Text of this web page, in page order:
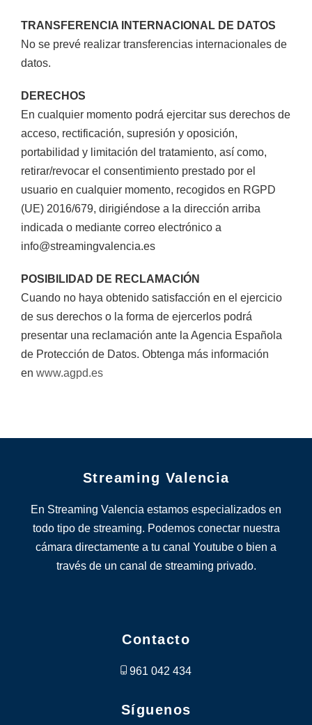
TRANSFERENCIA INTERNACIONAL DE DATOS
No se prevé realizar transferencias internacionales de
datos.
DERECHOS
En cualquier momento podrá ejercitar sus derechos de
acceso, rectificación, supresión y oposición,
portabilidad y limitación del tratamiento, así como,
retirar/revocar el consentimiento prestado por el
usuario en cualquier momento, recogidos en RGPD
(UE) 2016/679, dirigiéndose a la dirección arriba
indicada o mediante correo electrónico a
info@streamingvalencia.es
POSIBILIDAD DE RECLAMACIÓN
Cuando no haya obtenido satisfacción en el ejercicio
de sus derechos o la forma de ejercerlos podrá
presentar una reclamación ante la Agencia Española
de Protección de Datos. Obtenga más información
en www.agpd.es
Streaming Valencia
En Streaming Valencia estamos especializados en
todo tipo de streaming. Podemos conectar nuestra
cámara directamente a tu canal Youtube o bien a
través de un canal de streaming privado.
Contacto
961 042 434
Síguenos